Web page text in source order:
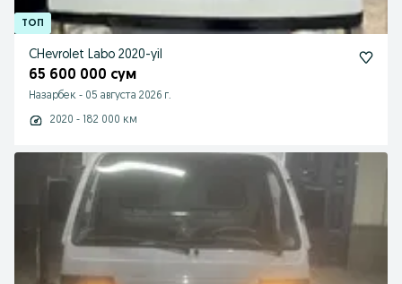
CHevrolet Labo 2020-yil
65 600 000 сум
Назарбек - 05 августа 2026 г.
2020 - 182 000 км